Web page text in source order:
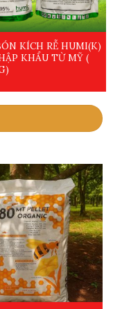
KÍCH RỄ HUMI(K)
KHẨU TỪ MỸ (